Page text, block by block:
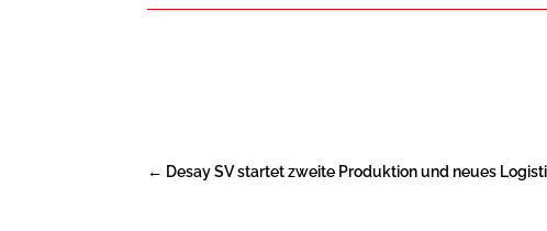
← Desay SV startet zweite Produktion und neues